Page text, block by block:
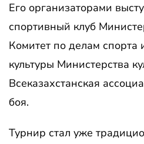
Его организаторами
спортивный клуб
Комитет по делам спорта
культуры Министерства
Всеказахстанская
боя.
Турнир стал уже